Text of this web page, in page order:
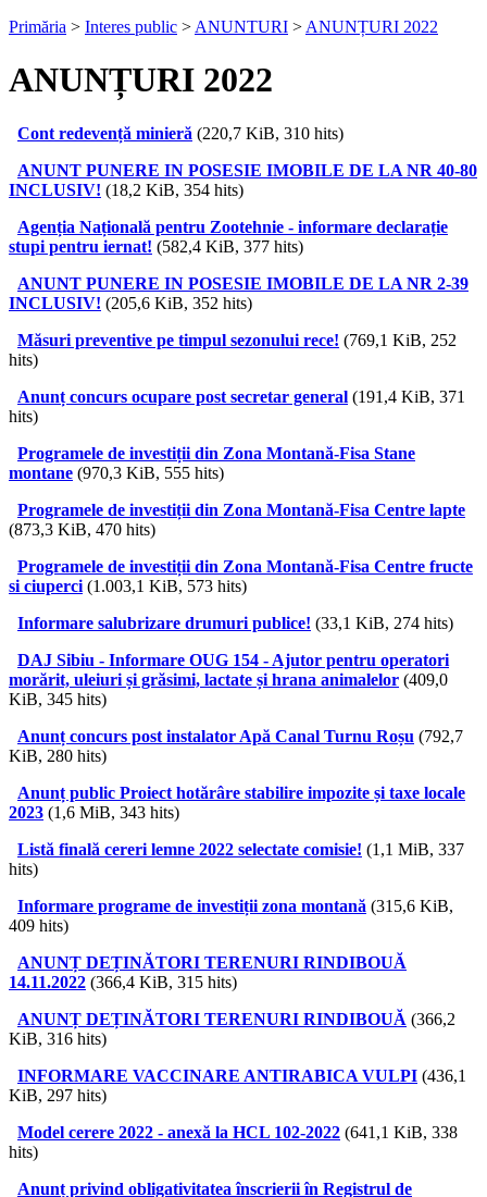
Primăria > Interes public > ANUNTURI > ANUNȚURI 2022
ANUNȚURI 2022
Cont redevență minieră (220,7 KiB, 310 hits)
ANUNT PUNERE IN POSESIE IMOBILE DE LA NR 40-80
INCLUSIV! (18,2 KiB, 354 hits)
Agenția Națională pentru Zootehnie - informare declarație
stupi pentru iernat! (582,4 KiB, 377 hits)
ANUNT PUNERE IN POSESIE IMOBILE DE LA NR 2-39
INCLUSIV! (205,6 KiB, 352 hits)
Măsuri preventive pe timpul sezonului rece! (769,1 KiB, 252
hits)
Anunț concurs ocupare post secretar general (191,4 KiB, 371
hits)
Programele de investiții din Zona Montană-Fisa Stane
montane (970,3 KiB, 555 hits)
Programele de investiții din Zona Montană-Fisa Centre lapte
(873,3 KiB, 470 hits)
Programele de investiții din Zona Montană-Fisa Centre fructe
si ciuperci (1.003,1 KiB, 573 hits)
Informare salubrizare drumuri publice! (33,1 KiB, 274 hits)
DAJ Sibiu - Informare OUG 154 - Ajutor pentru operatori
morărit, uleiuri și grăsimi, lactate și hrana animalelor (409,0
KiB, 345 hits)
Anunț concurs post instalator Apă Canal Turnu Roșu (792,7
KiB, 280 hits)
Anunț public Proiect hotărâre stabilire impozite și taxe locale
2023 (1,6 MiB, 343 hits)
Listă finală cereri lemne 2022 selectate comisie! (1,1 MiB, 337
hits)
Informare programe de investiții zona montană (315,6 KiB,
409 hits)
ANUNȚ DEȚINĂTORI TERENURI RINDIBOUĂ
14.11.2022 (366,4 KiB, 315 hits)
ANUNȚ DEȚINĂTORI TERENURI RINDIBOUĂ (366,2
KiB, 316 hits)
INFORMARE VACCINARE ANTIRABICA VULPI (436,1
KiB, 297 hits)
Model cerere 2022 - anexă la HCL 102-2022 (641,1 KiB, 338
hits)
Anunț privind obligativitatea înscrierii în Registrul de